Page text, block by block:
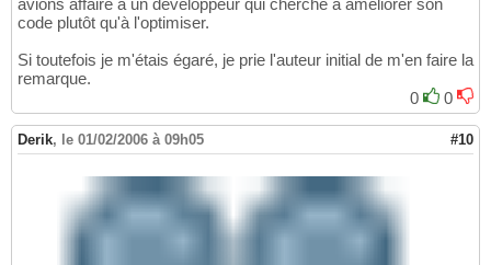
code plutôt qu'à l'optimiser.
Si toutefois je m'étais égaré, je prie l'auteur initial de m'en faire la
remarque.
0
0
Derik, le 01/02/2006 à 09h05 #10